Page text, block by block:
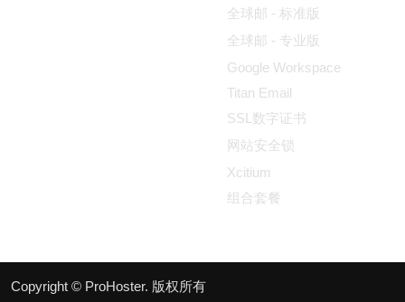
全球邮 - 标准版
全球邮 - 专业版
Google Workspace
Titan Email
SSL数字证书
网站安全锁
Xcitium
组合套餐
Copyright © ProHoster. 版权所有